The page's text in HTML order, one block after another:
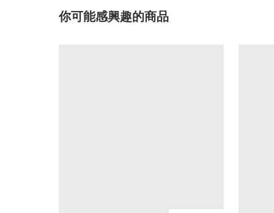
你可能感興趣的商品